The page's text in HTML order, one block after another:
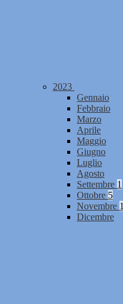
2023
Gennaio
Febbraio
Marzo
Aprile
Maggio
Giugno
Luglio
Agosto
Settembre 1
Ottobre 5
Novembre 1
Dicembre